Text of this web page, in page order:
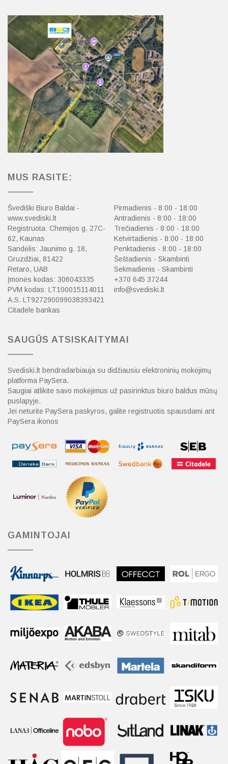
MUS RASITE:
Švediški Biuro Baldai -
www.svediski.lt
Registruota: Chemijos g. 27C-
62, Kaunas
Sandėlis: Jaunimo g. 18,
Gruzdžiai, 81422
Retaro, UAB
Įmonės kodas: 306043335
PVM kodas: LT100015114011
A.S. LT927290099038393421
Citadele bankas
Pirmadienis - 8:00 - 18:00
Antradienis - 8:00 - 18:00
Trečiadienis - 8:00 - 18:00
Ketvirtadienis - 8:00 - 18:00
Penktadienis - 8:00 - 18:00
Šeštadienis - Skambinti
Sekmadienis - Skambinti
+370 645 37244
info@svediski.lt
SAUGŪS ATSISKAITYMAI
Svediski.lt bendradarbiauja su didžiausiu elektroninių mokėjimų
platforma PaySera.
Saugiai atlikite savo mokėjimus už pasirinktus biuro baldus mūsų
puslapyje.
Jei neturite PaySera paskyros, galite registruotis spausdami ant
PaySera ikonos
GAMINTOJAI